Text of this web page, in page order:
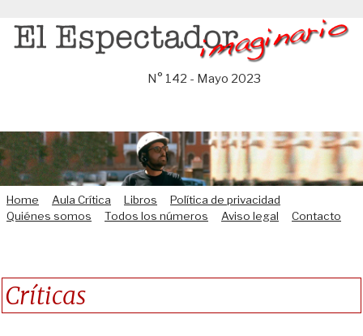
Saltar
N° 142 - Mayo 2023
Home Aula Crítica Libros
Política de privacidad
Quiénes somos
Todos los números Aviso legal Contacto
Críticas